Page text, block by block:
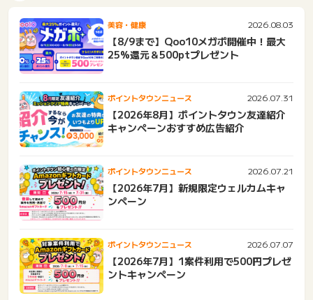
美容・健康 2026.08.03
【8/9まで】Qoo10メガポ開催中！最大
25%還元＆500ptプレゼント
ポイントタウンニュース 2026.07.31
【2026年8月】ポイントタウン友達紹介
キャンペーンおすすめ広告紹介
ポイントタウンニュース 2026.07.21
【2026年7月】新規限定ウェルカムキャ
ンペーン
ポイントタウンニュース 2026.07.07
【2026年7月】1案件利用で500円プレゼ
ントキャンペーン